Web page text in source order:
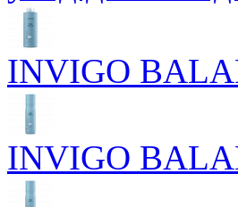
INVIGO
INVIGO